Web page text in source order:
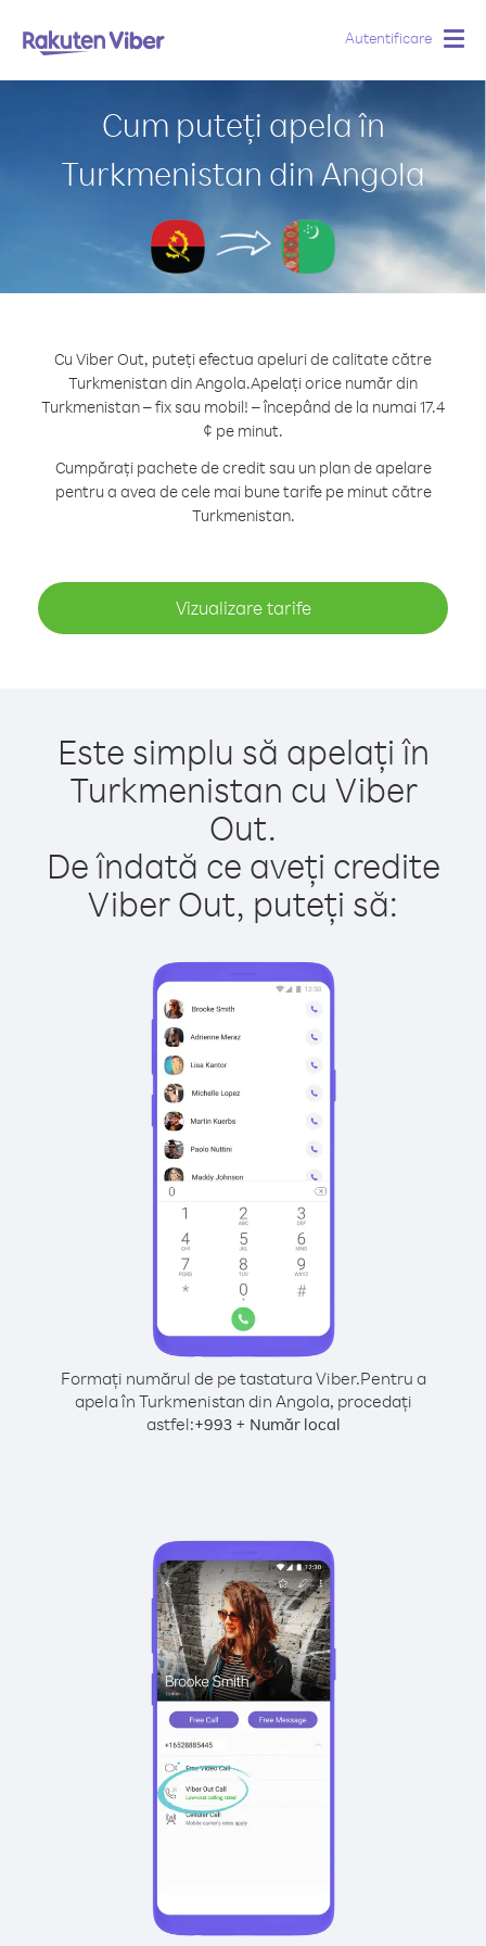
Autentificare
Cum puteți apela în
Turkmenistan din Angola
Cu Viber Out, puteți efectua apeluri de calitate către
Turkmenistan din Angola.Apelați orice număr din
Turkmenistan – fix sau mobil! – începând de la numai 17.4
¢ pe minut.
Cumpărați pachete de credit sau un plan de apelare
pentru a avea de cele mai bune tarife pe minut către
Turkmenistan.
Vizualizare tarife
Este simplu să apelați în
Turkmenistan cu Viber
Out.
De îndată ce aveți credite
Viber Out, puteți să:
Formați numărul de pe tastatura Viber.Pentru a
apela în Turkmenistan din Angola, procedați
astfel:+993+ Număr local